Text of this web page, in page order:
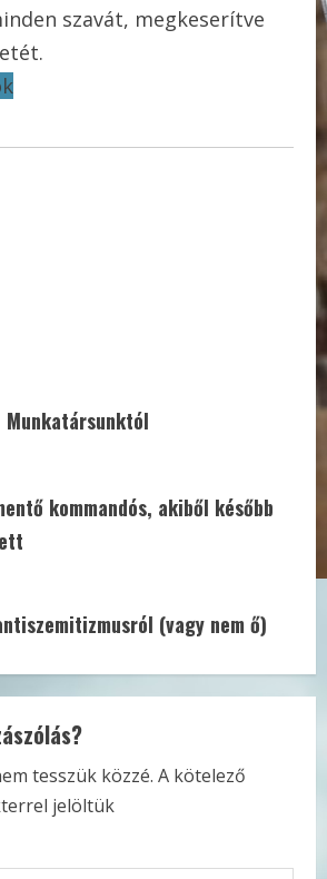
szavát, megkeserítve
Munkatársunktól
kommandós, akiből később
(vagy nem ő)
tesszük közzé. A kötelező
jelöltük